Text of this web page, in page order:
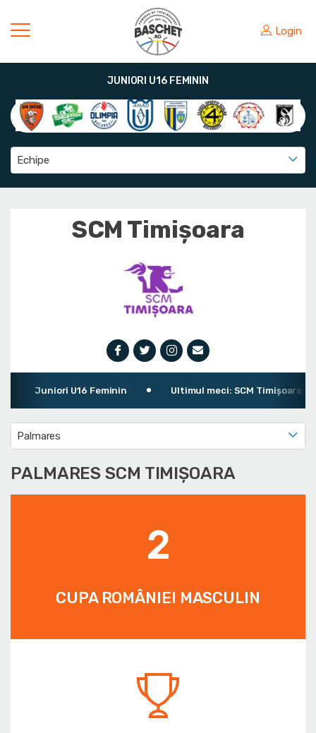
Login
JUNIORI U16 FEMININ
Echipe
SCM Timișoara
Juniori U16 Feminin Ultimul meci: SCM Timișoara 90 -
Palmares
PALMARES SCM TIMIȘOARA
2
CUPA ROMÂNIEI MASCULIN